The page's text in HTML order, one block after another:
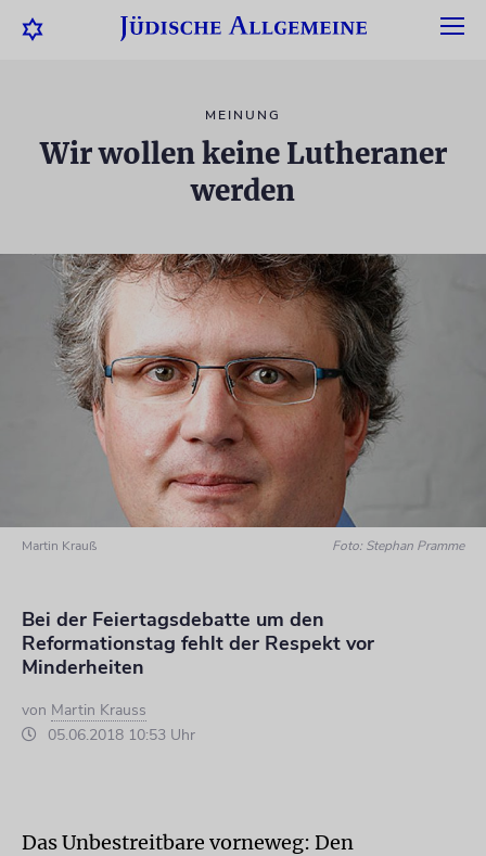
MEINUNG
Wir wollen keine Lutheraner
werden
Martin Krauß Foto: Stephan Pramme
Bei der Feiertagsdebatte um den
Reformationstag fehlt der Respekt vor
Minderheiten
von Martin Krauss
05.06.2018 10:53 Uhr
Das Unbestreitbare vorneweg: Den